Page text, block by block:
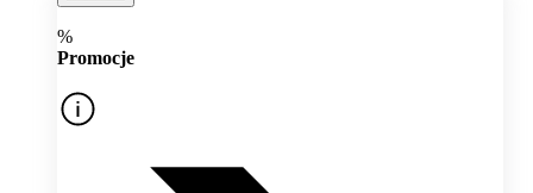
%
Promocje